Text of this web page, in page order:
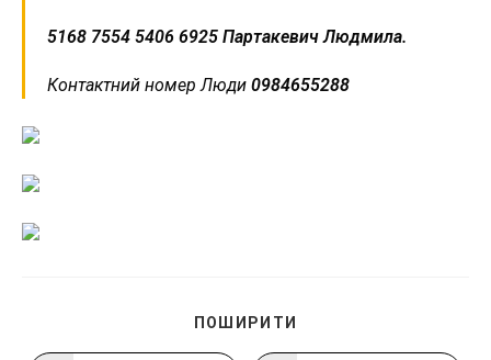
5168 7554 5406 6925 Партакевич Людмила.
Контактний номер Люди 0984655288
ПОШИРИТИ